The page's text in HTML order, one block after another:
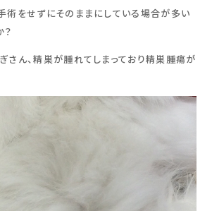
術をせずにそのままにしている場合が多い
さん、精巣が腫れてしまっており精巣腫瘍が